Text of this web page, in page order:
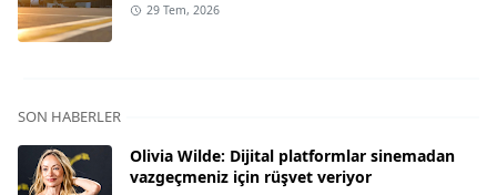
29 Tem, 2026
SON HABERLER
Olivia Wilde: Dijital platformlar sinemadan
vazgeçmeniz için rüşvet veriyor